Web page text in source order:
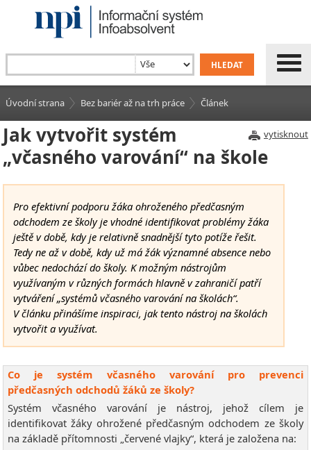
Úvodní strana Bez bariér až na trh práce Článek
vytisknout
Jak vytvořit systém
„včasného varování“ na škole
Pro efektivní podporu žáka ohroženého předčasným
odchodem ze školy je vhodné identifikovat problémy žáka
ještě v době, kdy je relativně snadnější tyto potíže řešit.
Tedy ne až v době, kdy už má žák významné absence nebo
vůbec nedochází do školy. K možným nástrojům
využívaným v různých formách hlavně v zahraničí patří
vytváření „systémů včasného varování na školách“.
V článku přinášíme inspiraci, jak tento nástroj na školách
vytvořit a využívat.
Co je systém včasného varování pro prevenci
předčasných odchodů žáků ze školy?
Systém včasného varování je nástroj, jehož cílem je
identifikovat žáky ohrožené předčasným odchodem ze školy
na základě přítomnosti „červené vlajky“, která je založena na: